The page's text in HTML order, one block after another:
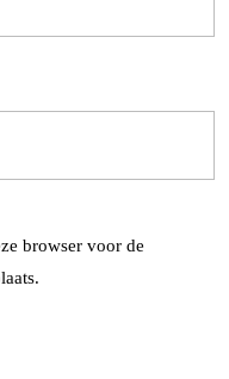
browser voor de